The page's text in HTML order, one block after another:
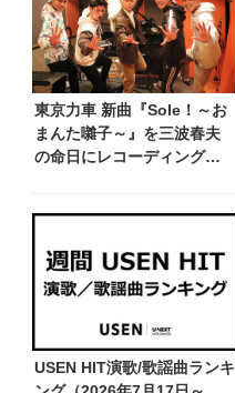
東京力車 新曲『Sole！～お
まんた囃子～』を三波春夫
の命日にレコーディング
USEN HIT演歌/歌謡曲ランキ